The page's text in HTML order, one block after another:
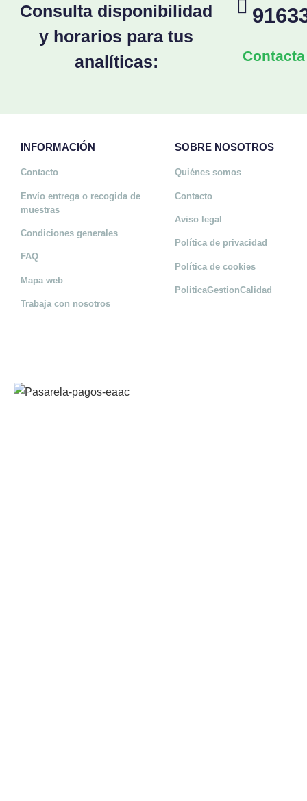
Consulta disponibilidad
y horarios para tus
analíticas:
INFORMACIÓN
Contacto
Envío entrega o recogida de
muestras
Condiciones generales
FAQ
Mapa web
Trabaja con nosotros
SOBRE NOSOTROS
Quiénes somos
Contacto
Aviso legal
Política de privacidad
Política de cookies
PoliticaGestionCalidad